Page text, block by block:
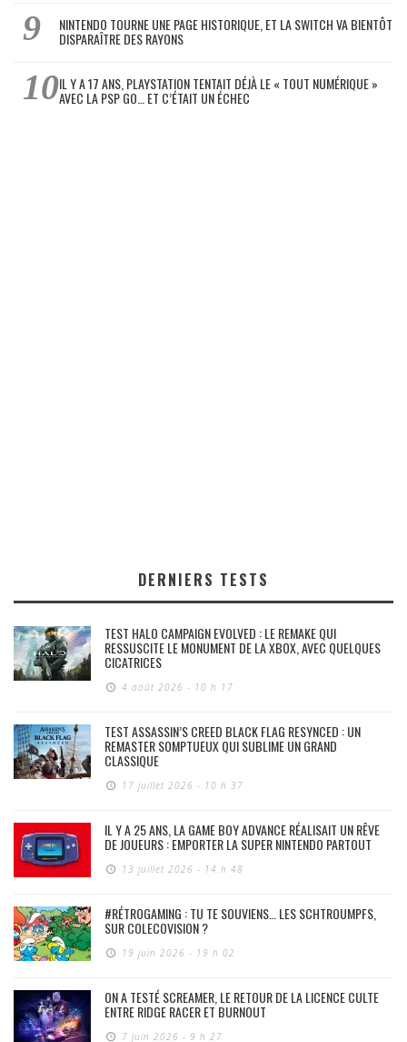
NINTENDO TOURNE UNE PAGE HISTORIQUE, ET LA SWITCH VA BIENTÔT
DISPARAÎTRE DES RAYONS
IL Y A 17 ANS, PLAYSTATION TENTAIT DÉJÀ LE « TOUT NUMÉRIQUE »
AVEC LA PSP GO… ET C’ÉTAIT UN ÉCHEC
DERNIERS TESTS
TEST HALO CAMPAIGN EVOLVED : LE REMAKE QUI
RESSUSCITE LE MONUMENT DE LA XBOX, AVEC QUELQUES
CICATRICES
4 août 2026 - 10 h 17
TEST ASSASSIN’S CREED BLACK FLAG RESYNCED : UN
REMASTER SOMPTUEUX QUI SUBLIME UN GRAND
CLASSIQUE
17 juillet 2026 - 10 h 37
IL Y A 25 ANS, LA GAME BOY ADVANCE RÉALISAIT UN RÊVE
DE JOUEURS : EMPORTER LA SUPER NINTENDO PARTOUT
13 juillet 2026 - 14 h 48
#RÉTROGAMING : TU TE SOUVIENS… LES SCHTROUMPFS,
SUR COLECOVISION ?
19 juin 2026 - 19 h 02
ON A TESTÉ SCREAMER, LE RETOUR DE LA LICENCE CULTE
ENTRE RIDGE RACER ET BURNOUT
7 juin 2026 - 9 h 27